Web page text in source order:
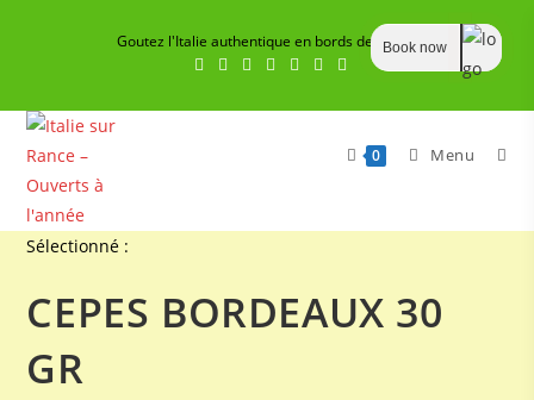
Goutez l'Italie authentique en bords de Rance
0 Menu
Sélectionné :
CEPES BORDEAUX 30
GR
Book now